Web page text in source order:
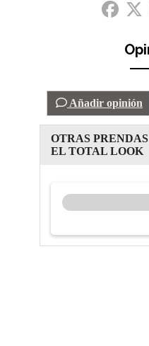
Añadir opinión
OTRAS
EL TOTAL LOOK